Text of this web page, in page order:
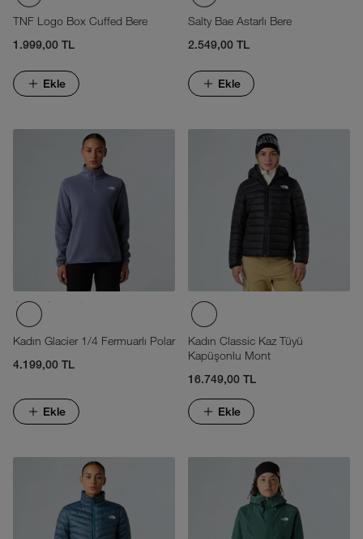
TNF Logo Box Cuffed Bere
1.999,00 TL
Ekle
Salty Bae Astarlı Bere
2.549,00 TL
Ekle
Kadın Glacier 1/4 Fermuarlı Polar
4.199,00 TL
Ekle
Kadın Classic Kaz Tüyü
Kapüşonlu Mont
16.749,00 TL
Ekle